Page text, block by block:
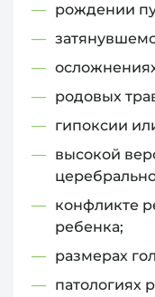
рождении
родовых
гипоксии
высокой
конфликте
ребенка;
размерах
патологиях